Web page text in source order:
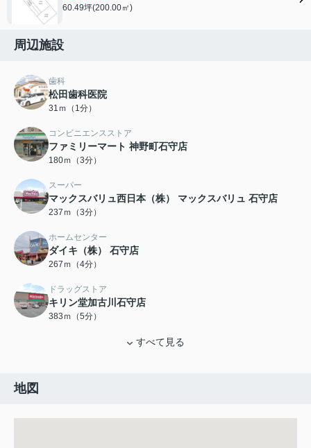
60.49坪(200.00㎡)
周辺施設
歯科
松田歯科医院
31ｍ（1分）
コンビニエンスストア
ファミリーマート 神野町石守店
180ｍ（3分）
スーパー
マックスバリュ西日本（株） マックスバリュ 石守店
237ｍ（3分）
ホームセンター
ダイキ（株） 石守店
267ｍ（4分）
ドラッグストア
キリン堂加古川石守店
383ｍ（5分）
すべて見る
地図